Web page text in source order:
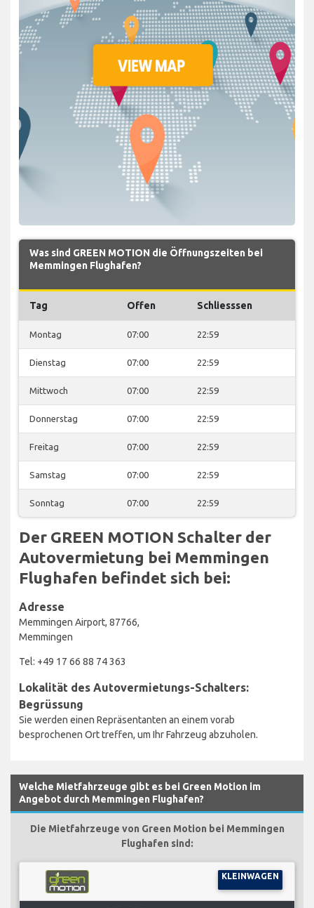
Was sind GREEN MOTION die Öffnungszeiten bei
Memmingen Flughafen?
Tag Offen Schliesssen
Montag 07:00 22:59
Dienstag 07:00 22:59
Mittwoch 07:00 22:59
Donnerstag 07:00 22:59
Freitag 07:00 22:59
Samstag 07:00 22:59
Sonntag 07:00 22:59
Der GREEN MOTION Schalter der
Autovermietung bei Memmingen
Flughafen befindet sich bei:
Adresse
Memmingen Airport, 87766,
Memmingen
Tel: +49 17 66 88 74 363
Lokalität des Autovermietungs-Schalters:
Begrüssung
Sie werden einen Repräsentanten an einem vorab
besprochenen Ort treffen, um Ihr Fahrzeug abzuholen.
Welche Mietfahrzeuge gibt es bei Green Motion im
Angebot durch Memmingen Flughafen?
Die Mietfahrzeuge von Green Motion bei Memmingen
Flughafen sind:
KLEINWAGEN